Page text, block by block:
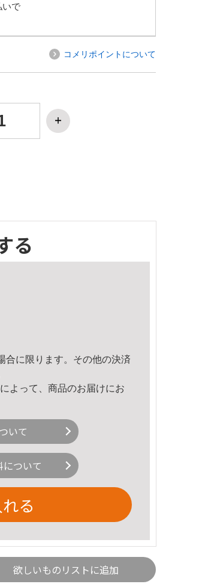
いで
コメリポイントについて
る
合に限ります。その他の決済
よって、商品のお届けにお
いて
ついて
る
欲しいものリストに追加